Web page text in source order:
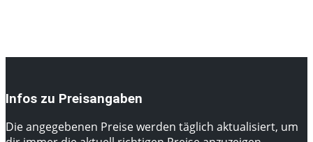
Infos zu Preisangaben
Die angegebenen Preise werden täglich aktualisiert, um